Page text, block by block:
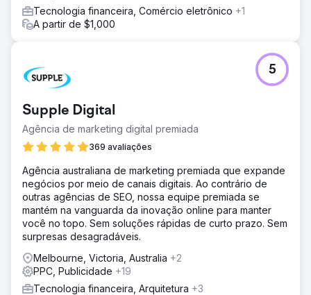
Tecnologia financeira, Comércio eletrônico +1
A partir de $1,000
Supple Digital
Agência de marketing digital premiada
369 avaliações
5
Agência australiana de marketing premiada que expande
negócios por meio de canais digitais. Ao contrário de
outras agências de SEO, nossa equipe premiada se
mantém na vanguarda da inovação online para manter
você no topo. Sem soluções rápidas de curto prazo. Sem
surpresas desagradáveis.
Melbourne, Victoria, Australia +2
PPC, Publicidade +19
Tecnologia financeira, Arquitetura +3